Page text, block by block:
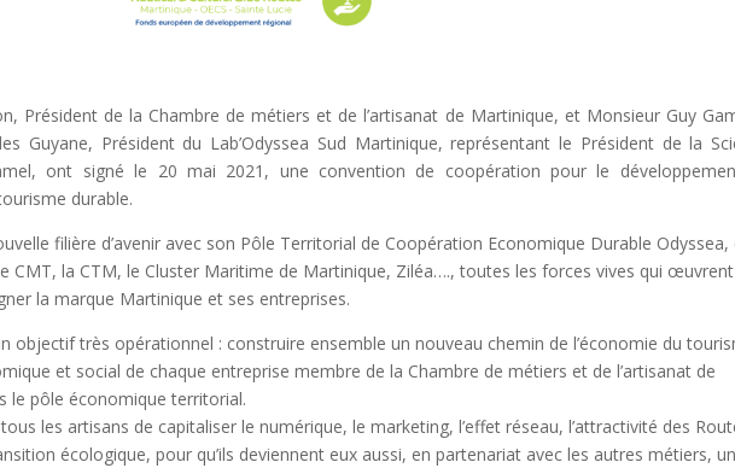
Président de la Chambre de métiers et de l’artisanat de Martinique, et Monsieur Guy
Guyane, Président du Lab’Odyssea Sud Martinique, représentant le Président de la
ont signé le 20 mai 2021, une convention de coopération pour le
durable.
filière d’avenir avec son Pôle Territorial de Coopération Economique Durable Odyssea,
CMT, la CTM, le Cluster Maritime de Martinique, Ziléa…., toutes les forces vives qui œuvrent
la marque Martinique et ses entreprises.
objectif très opérationnel : construire ensemble un nouveau chemin de l’économie du
et social de chaque entreprise membre de la Chambre de métiers et de l’artisanat de
le pôle économique territorial.
tous les artisans de capitaliser le numérique, le marketing, l’effet réseau, l’attractivité des
écologique, pour qu’ils deviennent eux aussi, en partenariat avec les autres métiers,